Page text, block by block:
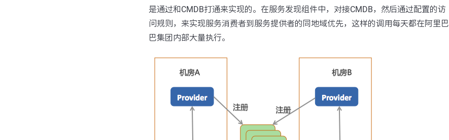
是通过和CMDB打通来实现的。在服务发现组件中，对接CMDB，然后通过配置的访
问规则，来实现服务消费者到服务提供者的同地域优先，这样的调用每天都在阿里巴
巴集团内部大量执行。